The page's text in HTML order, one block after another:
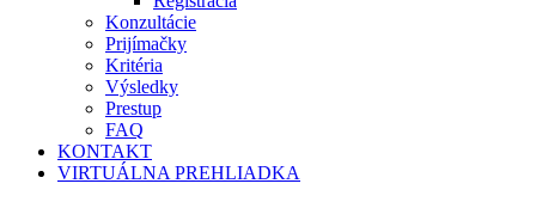
Konzultácie
Prijímačky
Kritéria
Výsledky
Prestup
FAQ
KONTAKT
VIRTUÁLNA PREHLIADKA